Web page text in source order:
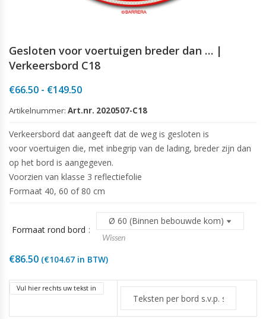
Gesloten voor voertuigen breder dan … |
Verkeersbord C18
€66.50 - €149.50Prijsklasse:
tot
Artikelnummer: Art.nr. 2020507-C18
Verkeersbord dat aangeeft dat de weg is gesloten is
voor voertuigen die, met inbegrip van de lading, breder zijn dan
op het bord is aangegeven.
Voorzien van klasse 3 reflectiefolie
Formaat 40, 60 of 80 cm
Formaat rond bord
Wissen
€86.50 (€104.67 in BTW)
Vul hier rechts uw tekst in